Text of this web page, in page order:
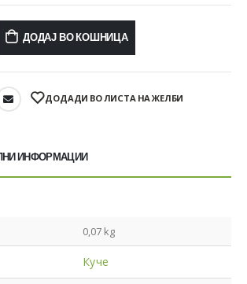
ДОДАЈ ВО КОШНИЦА
ДОДАДИ ВО ЛИСТА НА ЖЕЛБИ
ИНФОРМАЦИИ
0,07 kg
Куче